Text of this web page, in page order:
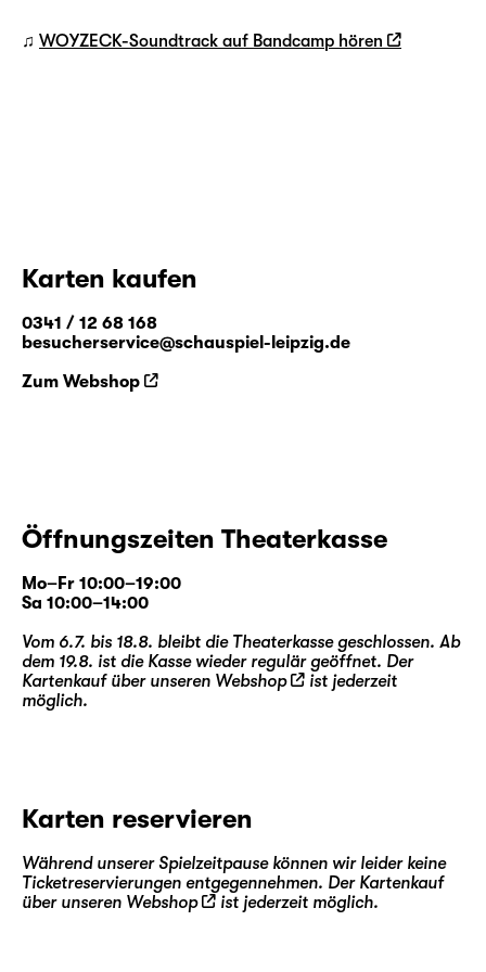
♫ WOYZECK-Soundtrack auf Bandcamp hören
Karten kaufen
0341 / 12 68 168
besucherservice@schauspiel-leipzig.de
Zum Webshop
Öffnungszeiten Theaterkasse
Mo–Fr 10:00–19:00
Sa 10:00–14:00
Vom 6.7. bis 18.8. bleibt die Theaterkasse geschlossen. Ab
dem 19.8. ist die Kasse wieder regulär geöffnet. Der
Kartenkauf über unseren Webshop
ist jederzeit
möglich.
Karten reservieren
Während unserer Spielzeitpause können wir leider keine
Ticketreservierungen entgegennehmen. Der Kartenkauf
über unseren Webshop ist jederzeit möglich.